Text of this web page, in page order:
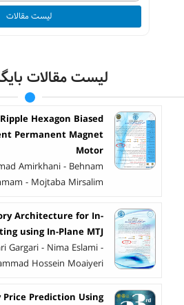
لیست مقالات
لیست مقالات
Hexagon Biased
Permanent Magnet
Motor
Amirkhani - Behnam
- Mojtaba Mirsalim
Architecture for In-
using In-Plane MTJ
Gargari - Nima Eslami -
Hossein Moaiyeri
Prediction Using